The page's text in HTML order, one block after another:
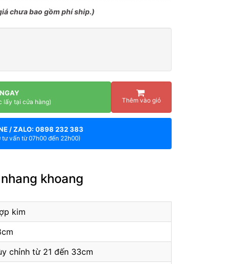
chưa bao gồm phí ship.)
lấy tại cửa hàng) Thêm vào giỏ
/ ZALO: 0898 232 383
tư vấn từ 07h00 đến 22h00)
khoang
kim
chỉnh từ 21 đến 33cm